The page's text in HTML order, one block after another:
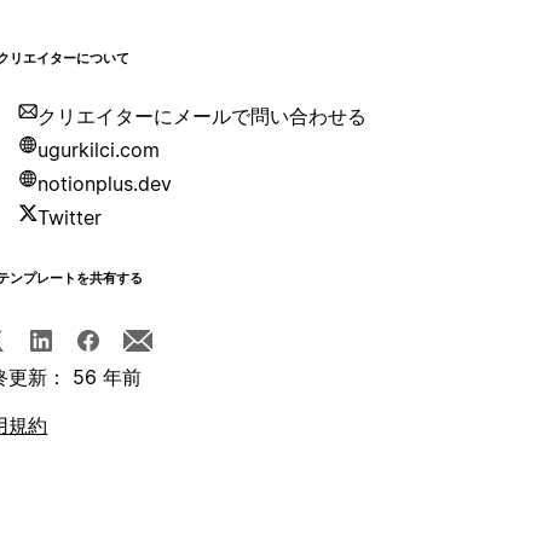
リエイターについて
クリエイターにメールで問い合わせる
ugurkilci.com
notionplus.dev
Twitter
ンプレートを共有する
更新： 56 年前
規約